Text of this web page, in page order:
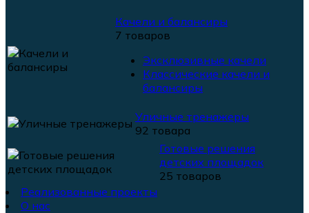
Качели и балансиры
7 товаров
Эксклюзивные качели
Классические качели и
балансиры
Уличные тренажеры
92 товара
Готовые решения
детских площадок
25 товаров
Реализованные проекты
О нас